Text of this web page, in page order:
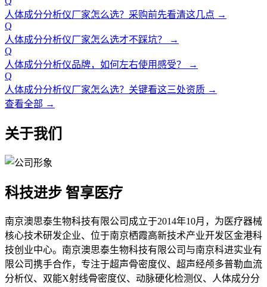
人体成分分析仪厂家怎么选？采购前先看清这几点 →
Q
人体成分分析仪厂家怎么选才不踩坑？
→
Q
人体成分分析仪品牌，如何左右使用感受？
→
Q
人体成分分析仪厂家怎么选？关键看这三处资质 →
查看全部 →
关于我们
科技进步 智享医疗
南京澳思泰生物科技有限公司成立于2014年10月，为医疗器械
核心技术研发企业、位于南京栖霞高新技术产业开发区金港科
技创业中心。南京澳思泰生物科技有限公司与南京科进实业有
限公司携手合作，专注于超声骨密度仪、超声经颅多普勒血流
分析仪、双能X射线骨密度仪、动脉硬化检测仪、人体成分分